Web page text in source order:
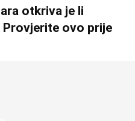
otkriva je li
ovo prije